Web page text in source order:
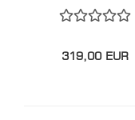
319,00 EUR